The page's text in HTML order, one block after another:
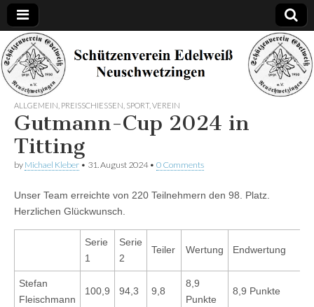
Schützenverein
Edelweiß
ALLGEMEIN PREISSCHIESSEN SPORT, VEREIN
Gutmann-Cup 2024 in
Titting
by Michael Kleber • 31. August 2024• 0 Comments
Unser Team erreichte von 220 Teilnehmern den 98. Platz.
Herzlichen Glückwunsch.
Serie
1
Serie
2
Teiler Wertung Endwertung
Stefan
Fleischmann
100,9 94,3 9,8
8,9
Punkte
8,9 Punkte